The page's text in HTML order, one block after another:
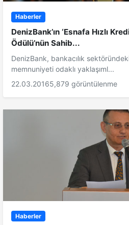
Haberler
DenizBank’ın ‘Esnafa Hızlı
Ödülü’nün Sahib...
DenizBank, bankacılık
memnuniyeti odaklı yaklaşıml...
22.03.20165,879 görüntülenme
Haberler